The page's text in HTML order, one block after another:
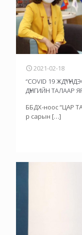
2021-02-18
“COVID 19 ЖДҮ”
ДҮНГИЙН ТАЛААР
ББДХ-ноос “ЦАР
р сарын […]